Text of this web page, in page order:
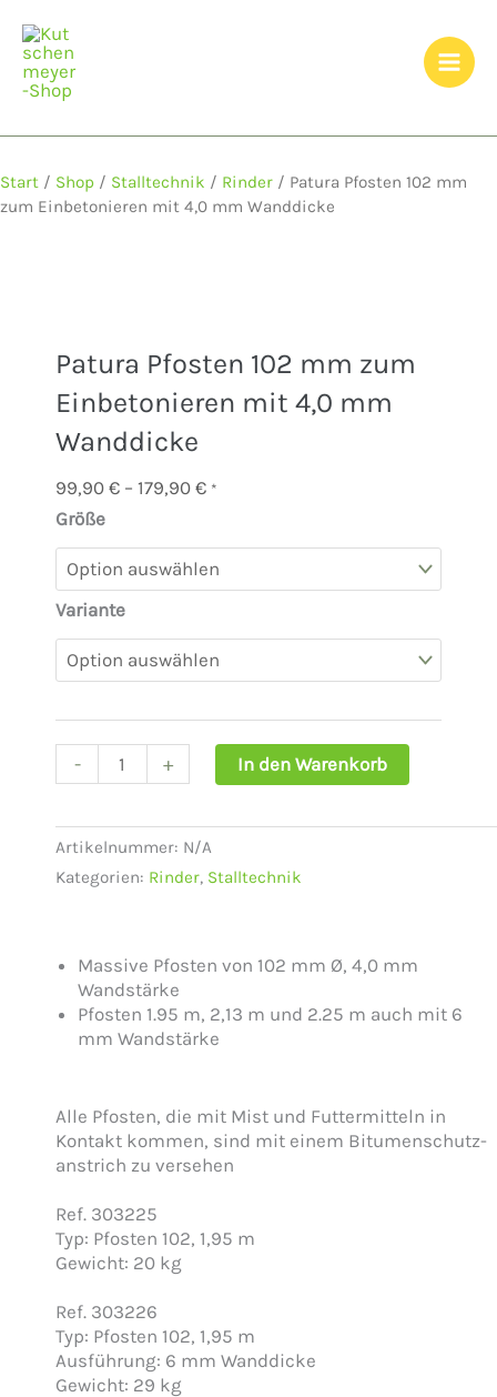
Inhalt
springen
Start / Shop / Stalltechnik / Rinder / Patura Pfosten 102 mm
zum Einbetonieren mit 4,0 mm Wanddicke
Patura Pfosten 102 mm zum
Einbetonieren mit 4,0 mm
Wanddicke
99,90 € – 179,90 €Preisspanne:
179,90 €
*
Größe
Variante
-
Patura
Pfosten
102
mm
Einbetonieren
mit
mm
Wanddicke
Menge
+ In den Warenkorb
Artikelnummer: N/A
Kategorien: Rinder, Stalltechnik
Massive Pfosten von 102 mm Ø, 4,0 mm
Wandstärke
Pfosten 1.95 m, 2,13 m und 2.25 m auch mit 6
mm Wandstärke
Alle Pfosten, die mit Mist und Futtermitteln in
Kontakt kommen, sind mit einem Bitumenschutz­
anstrich zu versehen
Ref. 303225
Typ: Pfosten 102, 1,95 m
Gewicht: 20 kg
Ref. 303226
Typ: Pfosten 102, 1,95 m
Ausführung: 6 mm Wanddicke
Gewicht: 29 kg